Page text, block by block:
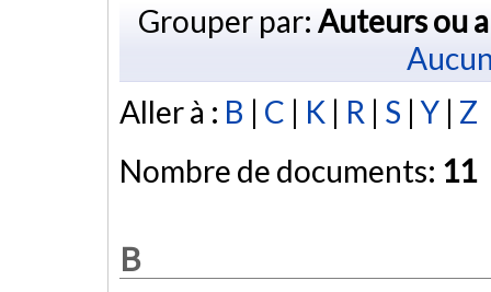
Grouper par: Auteurs ou
Aller à : B | C | K | R | S |Y | Z
Nombre de documents: 11
B